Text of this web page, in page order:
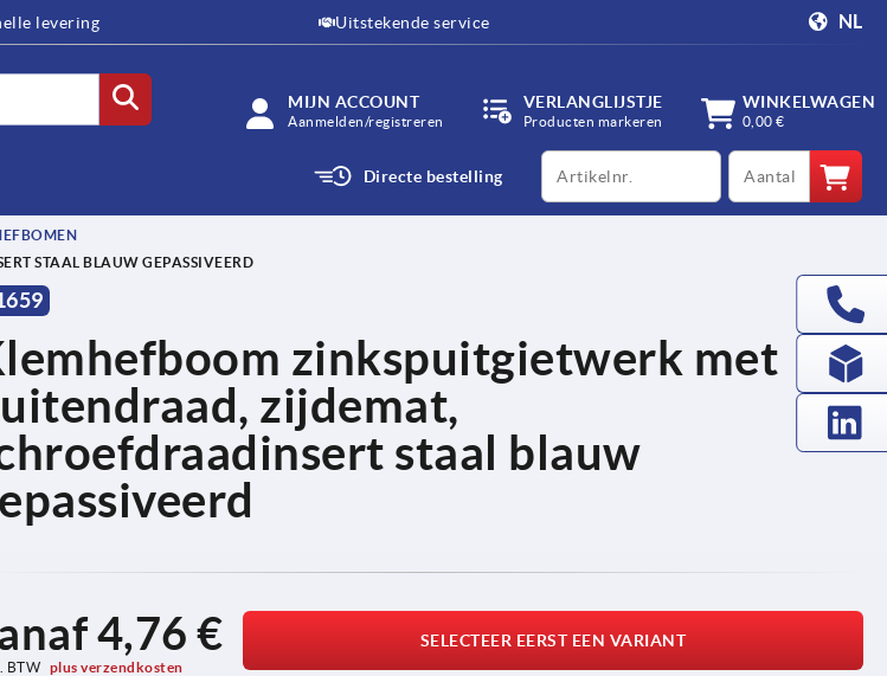
levering Uitstekende service NL
MIJN ACCOUNT
Aanmelden/registreren
VERLANGLIJSTJE
Producten markeren
WINKELWAGEN
0,00 €
Directe bestelling
productCode qty
STAAL BLAUW GEPASSIVEERD
zinkspuitgietwerk met
zijdemat,
staal blauw
4,76 €
BTW plus verzendkosten
SELECTEER EERST EEN VARIANT